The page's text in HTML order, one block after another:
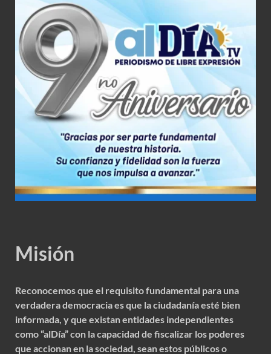
Misión
Reconocemos que el requisito fundamental para una
verdadera democracia es que la ciudadanía esté bien
informada, y que existan entidades independientes
como “alDía” con la capacidad de fiscalizar los poderes
que accionan en la sociedad, sean estos públicos o